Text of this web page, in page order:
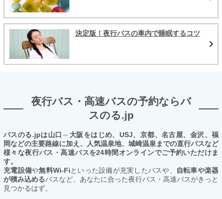
決定版！夜行バスの車内で睡眠するコツ
夜行バス・高速バスの予約ならバ
スのる.jp
バスのる.jpは山口⇔大阪をはじめ、USJ、京都、名古屋、金沢、福
岡などの主要路線に加え、人気温泉地、城崎温泉までの直行バスなど
様々な夜行バス・高速バスを24時間オンラインでご予約いただけま
す。
充電設備や無料Wi-Fiといった設備が充実したバスや、
自転車や楽器
が積み込めるバスなど、あなたに合った夜行バス・高速バスがきっと
見つかるはず。